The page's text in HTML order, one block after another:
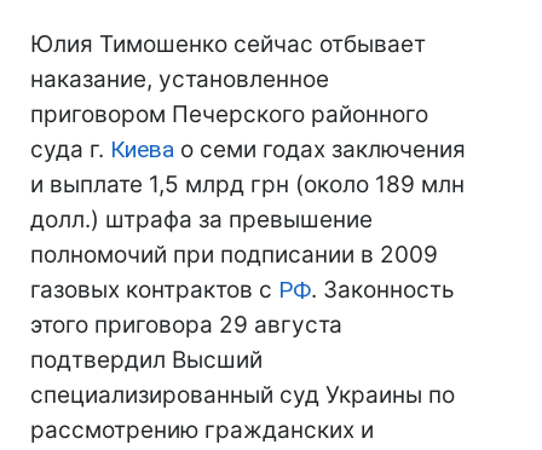
Юлия Тимошенко сейчас отбывает
наказание, установленное
приговором Печерского районного
суда г. Киева о семи годах заключения
и выплате 1,5 млрд грн (около 189 млн
долл.) штрафа за превышение
полномочий при подписании в 2009
газовых контрактов с РФ. Законность
этого приговора 29 августа
подтвердил Высший
специализированный суд Украины по
рассмотрению гражданских и